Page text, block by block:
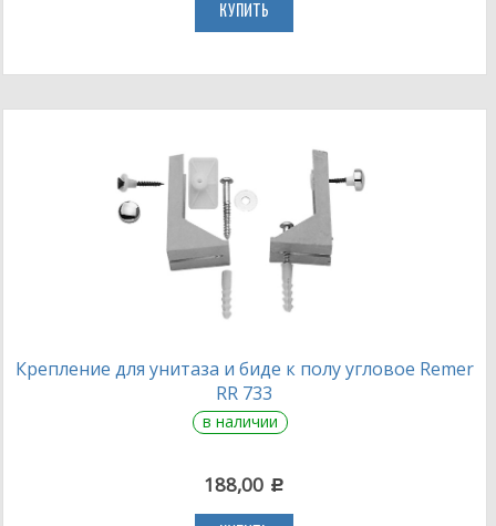
КУПИТЬ
Крепление для унитаза и биде к полу угловое Remer
RR 733
в наличии
188,00 c